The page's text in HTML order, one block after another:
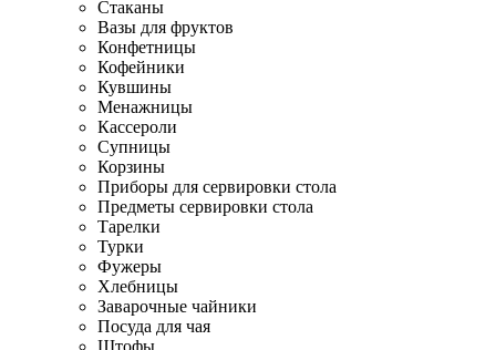
Стаканы
Вазы для фруктов
Конфетницы
Кофейники
Кувшины
Менажницы
Кассероли
Супницы
Корзины
Приборы для сервировки стола
Предметы сервировки стола
Тарелки
Турки
Фужеры
Хлебницы
Заварочные чайники
Посуда для чая
Штофы